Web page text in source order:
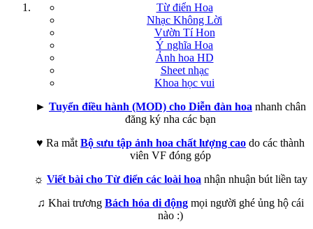
Từ điển Hoa
Nhạc Không Lời
Vườn Tí Hon
Ý nghĩa Hoa
Ảnh hoa HD
Sheet nhạc
Khoa học vui
► Tuyển điều hành (MOD) cho Diễn đàn hoa nhanh chân
đăng ký nha các bạn
♥ Ra mắt Bộ sưu tập ảnh hoa chất lượng cao do các thành
viên VF đóng góp
☼ Viết bài cho Từ điển các loài hoa nhận nhuận bút liền tay
♫ Khai trương Bách hóa di động mọi người ghé ủng hộ cái
nào :)